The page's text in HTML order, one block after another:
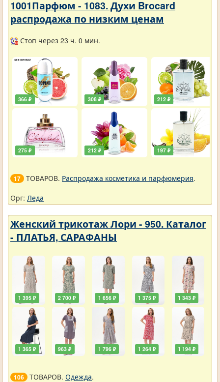
1001Парфюм - 1083. Духи Brocard
распродажа по низким ценам
Стоп через 23 ч. 0 мин.
366 ₽
275 ₽
308 ₽
212 ₽
212 ₽
197 ₽
17 ТОВАРОВ. Распродажа косметика и парфюмерия.
Орг: Леда
Женский трикотаж Лори - 950. Каталог
- ПЛАТЬЯ, САРАФАНЫ
1 395 ₽
1 365 ₽
2 700 ₽
963 ₽
1 656 ₽
1 796 ₽
1 375 ₽
1 264 ₽
1 343 ₽
1 194 ₽
106 ТОВАРОВ. Одежда.